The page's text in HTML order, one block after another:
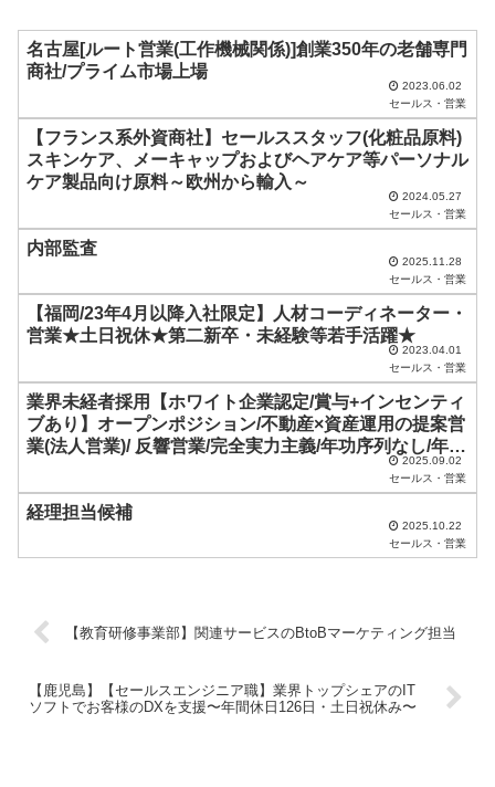
ド
は
ま
に
て
く
さ
い
。
名古屋[ルート営業(工作機械関係)]創業350年の老舗専門
商社/プライム市場上場
2023.06.02
セールス・営業
【フランス系外資商社】セールススタッフ(化粧品原料)
スキンケア、メーキャップおよびヘアケア等パーソナル
ケア製品向け原料～欧州から輸入～
2024.05.27
セールス・営業
内部監査
2025.11.28
セールス・営業
【福岡/23年4月以降入社限定】人材コーディネーター・
営業★土日祝休★第二新卒・未経験等若手活躍★
2023.04.01
セールス・営業
業界未経者採用【ホワイト企業認定/賞与+インセンティ
ブあり】オープンポジション/不動産×資産運用の提案営
業(法人営業)/ 反響営業/完全実力主義/年功序列なし/年収
2025.09.02
セールス・営業
経理担当候補
2025.10.22
セールス・営業
【教育研修事業部】関連サービスのBtoBマーケティング担当
【鹿児島】【セールスエンジニア職】業界トップシェアのIT
ソフトでお客様のDXを支援〜年間休日126日・土日祝休み〜